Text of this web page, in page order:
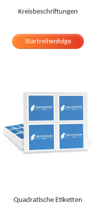
Kreisbeschriftungen
Startreihenfolge
Quadratische Etiketten